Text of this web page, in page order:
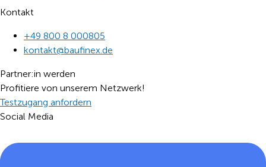
Kontakt
+49 800 8 000805
ed.xe
nifua
b@tka
tnok
Partner:in werden
Profitiere von unserem Netzwerk!
Testzugang anfordern
Social Media